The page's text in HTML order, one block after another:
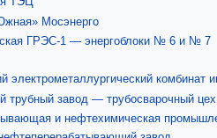
Мосэнерго
ГРЭС-1 — энергоблоки № 6 и № 7
электрометаллургический
трубный завод — трубосварочный
и нефтехимическая